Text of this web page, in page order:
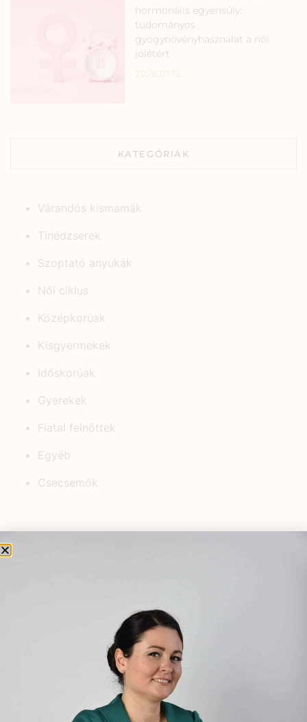
hormonális egyensúly:
tudományos
gyógynövényhasználat a női
jólétért
KATEGÓRIÁK
Várandós kismamák
Tinédzserek
Szoptató anyukák
Női ciklus
Középkorúak
Kisgyermekek
Időskorúak
Gyerekek
Fiatal felnőttek
Egyéb
Csecsemők
Öt tibeti rítus
2021.07.06.
Dió, az egészség őre
2021.12.11.